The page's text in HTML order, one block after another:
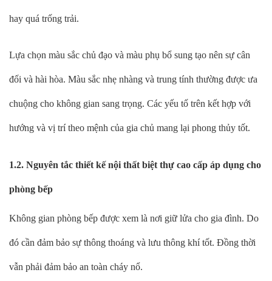
hay quá trống trải.
Lựa chọn màu sắc chủ đạo và màu phụ bổ sung tạo nên sự cân
đối và hài hòa. Màu sắc nhẹ nhàng và trung tính thường được ưa
chuộng cho không gian sang trọng. Các yếu tố trên kết hợp với
hướng và vị trí theo mệnh của gia chủ mang lại phong thủy tốt.
1.2. Nguyên tắc thiết kế nội thất biệt thự cao cấp áp dụng cho
phòng bếp
Không gian phòng bếp được xem là nơi giữ lửa cho gia đình. Do
đó cần đảm bảo sự thông thoáng và lưu thông khí tốt. Đồng thời
vẫn phải đảm bảo an toàn cháy nổ.